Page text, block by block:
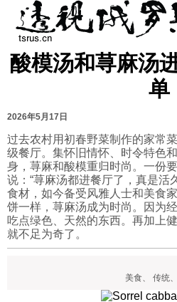
首页
国际
时政
军事
陆军
军事合作
评论
工业
能源
农业
美食
娱乐
图片新闻
漫画
视频
图表
酸模汤和荨麻汤
单
2026年5月17日
过去农村用初春野菜制作的家常
级餐厅。集怀旧情怀、时令特色
身，荨麻和酸模重归时尚。一份
说：“荨麻汤都进餐厅了，真是活
食材，如今备受风雅人士和美食
饼一样，荨麻汤成为时尚。因为
吃点绿色、天然的东西。再加上
就不足为奇了。
美食、 传统、